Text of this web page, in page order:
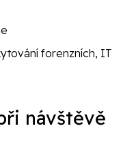
forenzních, IT
návštěvě